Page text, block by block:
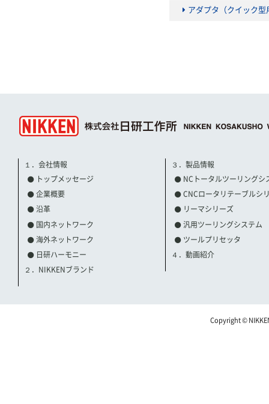
アダプタ（クイック型
１．会社情報
トップメッセージ
企業概要
沿革
国内ネットワーク
海外ネットワーク
日研ハーモニー
２．NIKKENブランド
３．製品情報
NCトータルツーリングシ
CNCロータリテーブルシ
リーマシリーズ
汎用ツーリングシステム
ツールプリセッタ
４．動画紹介
Copyright ©